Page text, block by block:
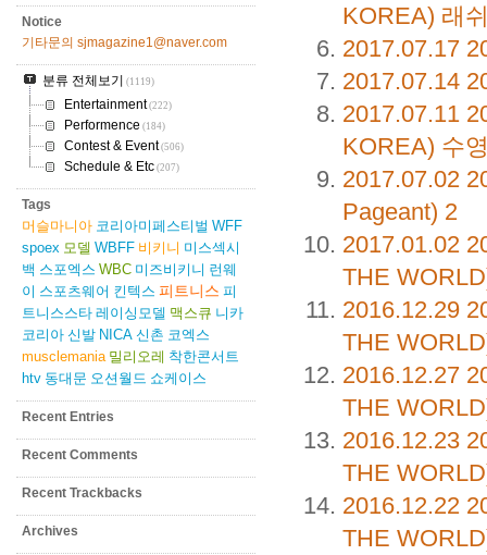
Notice
기타문의 sjmagazine1@naver.com
분류 전체보기 (1119)
Entertainment(222)
Performence (184)
Contest & Event(506)
Schedule & Etc (207)
Tags
머슬마니아 코리아미페스티벌 WFF
spoex 모델 WBFF 비키니 미스섹시
백 스포엑스 WBC 미즈비키니 런웨
이 스포츠웨어 킨텍스 피트니스 피
트니스스타 레이싱모델 맥스큐 니카
코리아 신발 NICA 신촌 코엑스
musclemania 밀리오레 착한콘서트
htv 동대문 오션월드 쇼케이스
Recent Entries
Recent Comments
Recent Trackbacks
Archives
KOREA) 래
2017.07.17
2017.07.14
2017.07.11
KOREA) 수
2017.07.02
Pageant) 2
2017.01.02
THE
2016.12.29
THE
2016.12.27
THE
2016.12.23
THE
2016.12.22
THE